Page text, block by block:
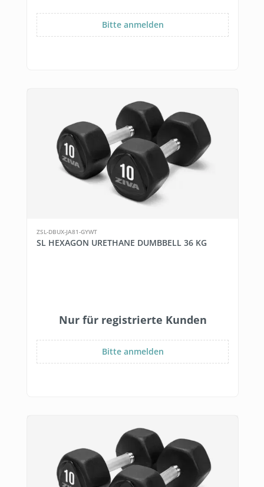
Bitte anmelden
ZSL-DBUX-JA81-GYWT
SL HEXAGON URETHANE DUMBBELL 36 KG
Nur für registrierte Kunden
Bitte anmelden